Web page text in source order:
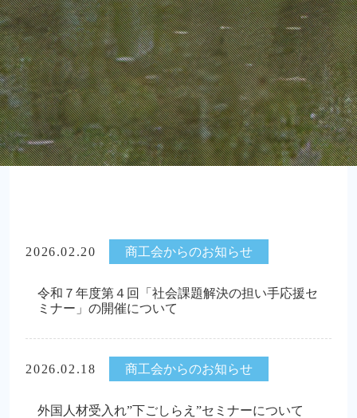
2026.02.20 商工会からのお知らせ
令和７年度第４回「社会課題解決の担い手応援セ
ミナー」の開催について
2026.02.18 商工会からのお知らせ
外国人材受入れ”下ごしらえ”セミナーについて